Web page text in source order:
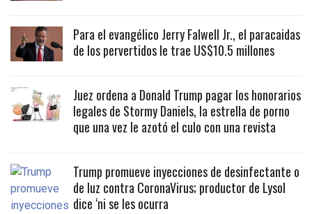
Para el evangélico Jerry Falwell Jr., el paracaidas
de los pervertidos le trae US$10.5 millones
Juez ordena a Donald Trump pagar los honorarios
legales de Stormy Daniels, la estrella de porno
que una vez le azotó el culo con una revista
Trump promueve inyecciones de desinfectante o
de luz contra CoronaVirus; productor de Lysol
dice ‘ni se les ocurra